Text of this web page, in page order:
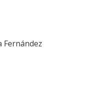
Fernández